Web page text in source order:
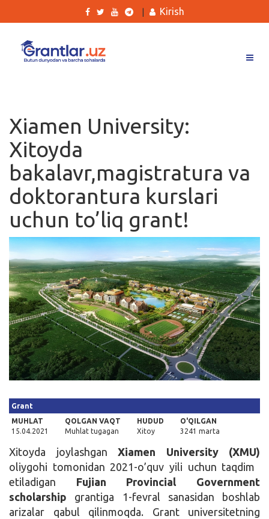
Ishlar
Kurslar
Blog
Yana
Qidirish
Kirish
Kirish
Xiamen University:
Xitoyda
bakalavr,magistratura va
doktorantura kurslari
uchun to’liq grant!
Grant
MUHLAT
15.04.2021
QOLGAN VAQT
Muhlat tugagan
HUDUD
Xitoy
O'QILGAN
3241 marta
Xitoyda joylashgan Xiamen University (XMU)
oliygohi tomonidan 2021-o’quv yili uchun taqdim
etiladigan Fujian Provincial Government
scholarship grantiga 1-fevral sanasidan boshlab
arizalar qabul qilinmoqda. Grant universitetning